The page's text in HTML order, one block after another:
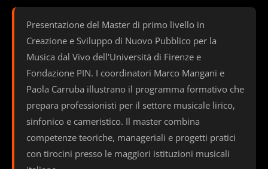
Presentazione del Master di primo livello in
Creazione e Sviluppo di Nuovo Pubblico per la
Musica dal Vivo dell'Università di Firenze e
Fondazione PIN. I coordinatori Marco Mangani e
Paola Carruba illustrano il programma formativo che
prepara professionisti per il settore musicale lirico,
sinfonico e cameristico. Il master combina
competenze teoriche, manageriali e progetti pratici
con tirocini presso le maggiori istituzioni musicali